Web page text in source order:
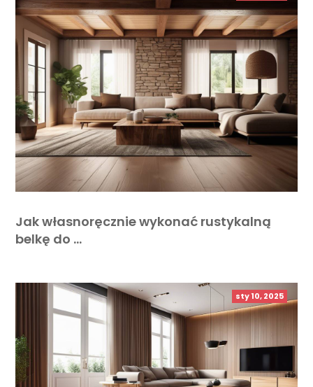
Jak własnoręcznie wykonać rustykalną
belkę do …
sty 10, 2025